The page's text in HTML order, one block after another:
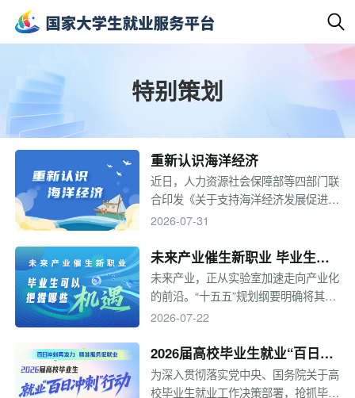
特别策划
重新认识海洋经济
近日，人力资源社会保障部等四部门联
合印发《关于支持海洋经济发展促进就
业创业的通知》，与之相伴的是一批涉
于“靠海吃海”，而是一条正在加速拓宽
的“蓝色赛道”。一起来看看吧！
2026-07-31
未来产业催生新职业 毕业生可
以把握哪些机遇
未来产业，正从实验室加速走向产业化
的前沿。“十五五”规划纲要明确将其作
为培育新增长点的战略方向。从量子科
信，一批面向未来的赛道正在打开。这
场关乎国家竞争力的产业变革，将催生
哪些新职业？各省如何错位布局？对即
2026-07-22
2026届高校毕业生就业“百日冲
刺”行动
为深入贯彻落实党中央、国务院关于高
校毕业生就业工作决策部署，抢抓毕业